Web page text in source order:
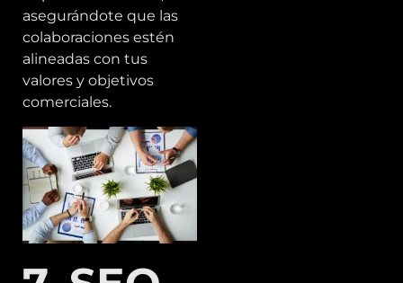
asegurándote que las
colaboraciones estén
alineadas con tus
valores y objetivos
comerciales.